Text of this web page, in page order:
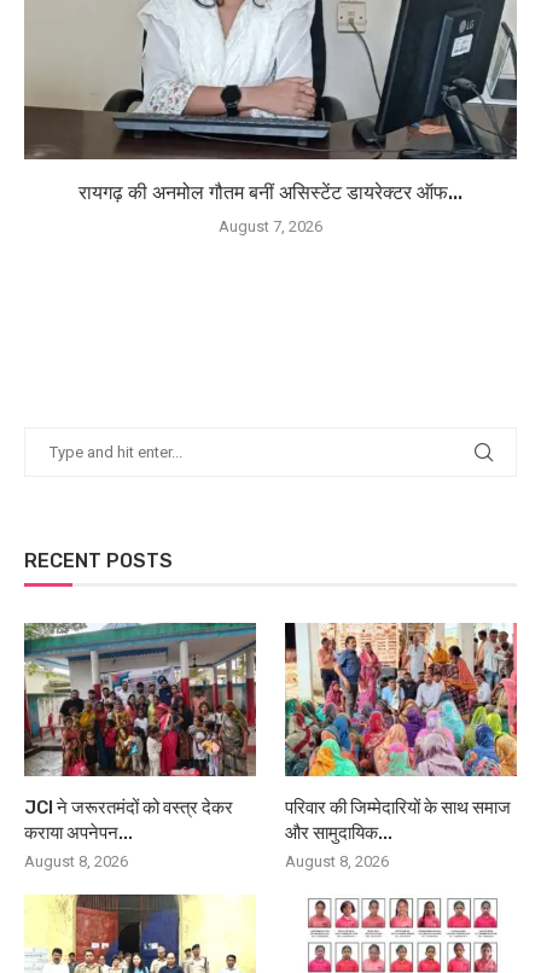
रायगढ़ की अनमोल गौतम बनीं असिस्टेंट डायरेक्टर ऑफ...
August 7, 2026
RECENT POSTS
JCI ने जरूरतमंदों को वस्त्र देकर
कराया अपनेपन...
August 8, 2026
परिवार की जिम्मेदारियों के साथ समाज
और सामुदायिक...
August 8, 2026